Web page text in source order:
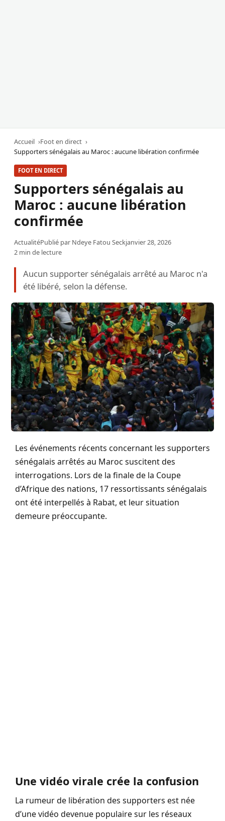
Accueil
Foot en direct
Supporters sénégalais au Maroc : aucune libération confirmée
FOOT EN DIRECT
Supporters sénégalais au
Maroc : aucune libération
confirmée
ActualitéPublié par Ndeye Fatou Seckjanvier 28, 2026
2 min de lecture
Aucun supporter sénégalais arrêté au Maroc n'a
été libéré, selon la défense.
Les événements récents concernant les supporters
sénégalais arrêtés au Maroc suscitent des
interrogations. Lors de la finale de la Coupe
d’Afrique des nations, 17 ressortissants sénégalais
ont été interpellés à Rabat, et leur situation
demeure préoccupante.
Une vidéo virale crée la confusion
La rumeur de libération des supporters est née
d’une vidéo devenue populaire sur les réseaux